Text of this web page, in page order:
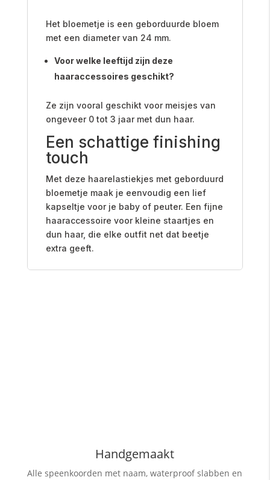
Het bloemetje is een geborduurde bloem
met een diameter van 24 mm.
Voor welke leeftijd zijn deze
haaraccessoires geschikt?
Ze zijn vooral geschikt voor meisjes van
ongeveer 0 tot 3 jaar met dun haar.
Een schattige finishing
touch
Met deze haarelastiekjes met geborduurd
bloemetje maak je eenvoudig een lief
kapseltje voor je baby of peuter. Een fijne
haaraccessoire voor kleine staartjes en
dun haar, die elke outfit net dat beetje
extra geeft.
Handgemaakt
Alle speenkoorden met naam, waterproof slabbenen